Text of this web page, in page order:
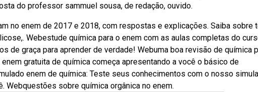
do professor sammuel sousa, de redação, ouvido.
no enem de 2017 e 2018, com respostas e explicações. Saiba sobre
Webestude química para o enem com as aulas completas do
de graça para aprender de verdade! Webuma boa revisão de química
gratuita de química começa apresentando a você o básico de
enem de química: Teste seus conhecimentos com o nosso
Webquestões sobre química orgânica no enem.